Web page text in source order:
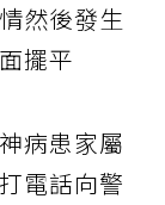
然後發生
擺平
病患家屬
電話向警